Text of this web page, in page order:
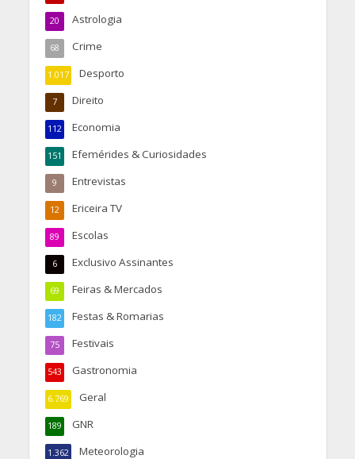
Astrologia
20
Crime
68
Desporto
1.017
Direito
7
Economia
112
Efemérides & Curiosidades
151
Entrevistas
9
Ericeira TV
12
Escolas
89
Exclusivo Assinantes
6
Feiras & Mercados
69
Festas & Romarias
182
Festivais
75
Gastronomia
543
Geral
6.769
GNR
189
Meteorologia
1.362